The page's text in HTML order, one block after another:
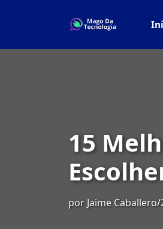
15
por Jaime Caballero/